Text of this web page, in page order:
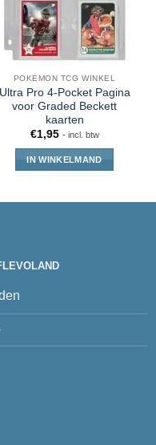
POKÉMON TCG WINKEL
Ultra Pro 4-Pocket Pagina
voor Graded Beckett
kaarten
€1,95 - incl. btw
IN WINKELMAND